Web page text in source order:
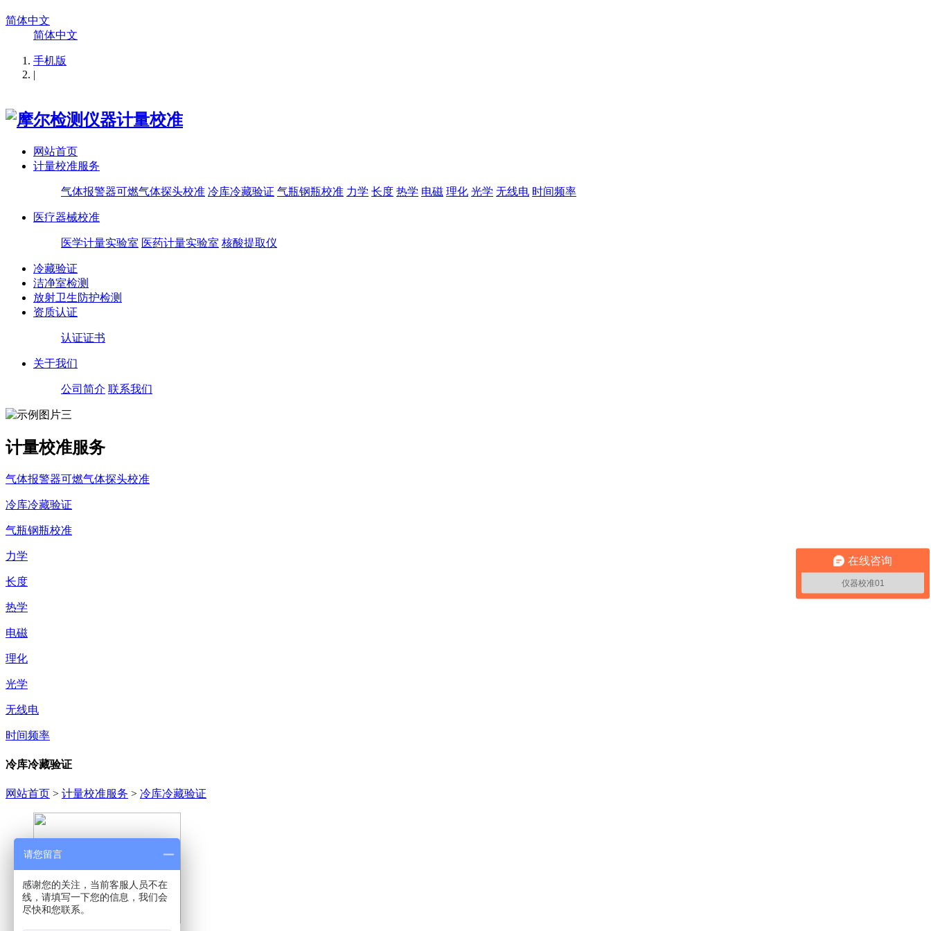
简体中文
简体中文
手机版
|
网站首页
计量校准服务
气体报警器可燃气体探头校准 冷库冷藏验证 气瓶钢瓶校准 力学 长度 热学 电磁 理化 光学 无线电 时间频率
医疗器械校准
医学计量实验室 医药计量实验室 核酸提取仪
冷藏验证
洁净室检测
放射卫生防护检测
资质认证
认证证书
关于我们
公司简介 联系我们
计量校准服务
气体报警器可燃气体探头校准
冷库冷藏验证
气瓶钢瓶校准
力学
长度
热学
电磁
理化
光学
无线电
时间频率
冷库冷藏验证
网站首页 > 计量校准服务 > 冷库冷藏验证
在线咨询
仪器校准01
请您留言
感谢您的关注，当前客服人员不在
线，请填写一下您的信息，我们会
尽快和您联系。